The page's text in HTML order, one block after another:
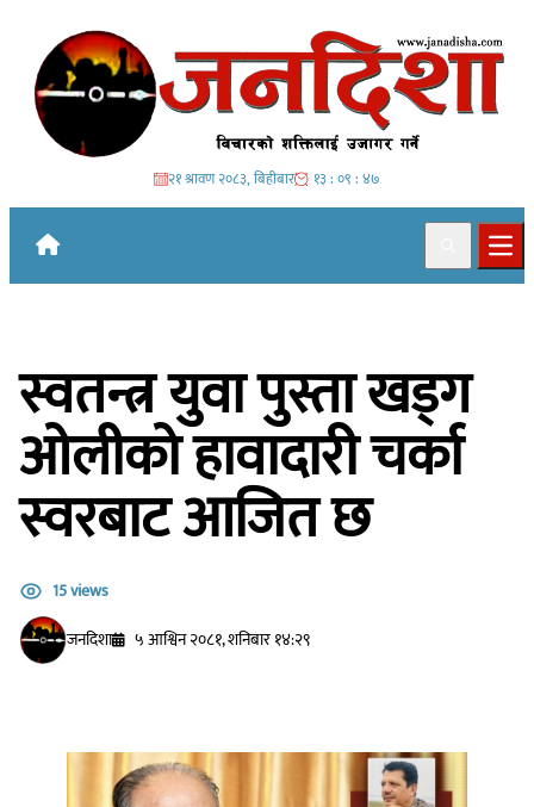
Skip to content
२१ श्रावण २०८३, बिहीबार १३ : ०९ : ४९
Search
स्वतन्त्र युवा पुस्ता खड्ग
ओलीको हावादारी चर्का
स्वरबाट आजित छ
15 views
जनदिशा
५ आश्विन २०८१, शनिबार १४:२९